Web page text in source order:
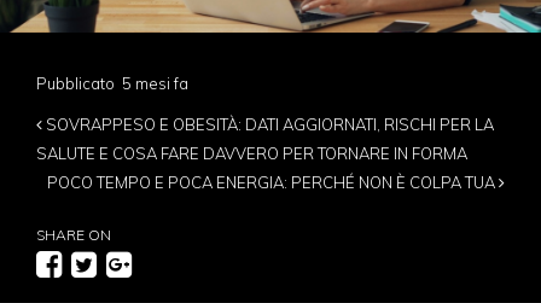
Pubblicato 5 mesi fa
SOVRAPPESO E OBESITÀ: DATI AGGIORNATI, RISCHI PER LA
SALUTE E COSA FARE DAVVERO PER TORNARE IN FORMA
POCO TEMPO E POCA ENERGIA: PERCHÉ NON È COLPA TUA
SHARE ON